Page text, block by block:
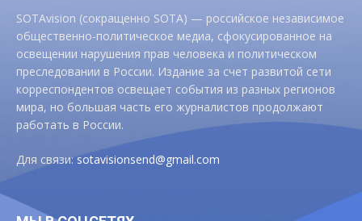
SOTAvision (сокращенно SOTA) — российское независимое
общественно-политическое медиа, сфокусированное на
освещении нарушения прав человека и политическом
преследовании в России. Издание за счет развитой сети
корреспондентов освещает события из разных регионов
мира, но большая часть его журналистов продолжают
работать в России.
Для связи:sotavisionsend@gmail.com